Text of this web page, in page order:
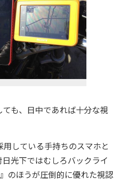
も、日中であれば十分な視
している手持ちのスマホと
光下ではむしろバックライ
のほうが圧倒的に優れた視認